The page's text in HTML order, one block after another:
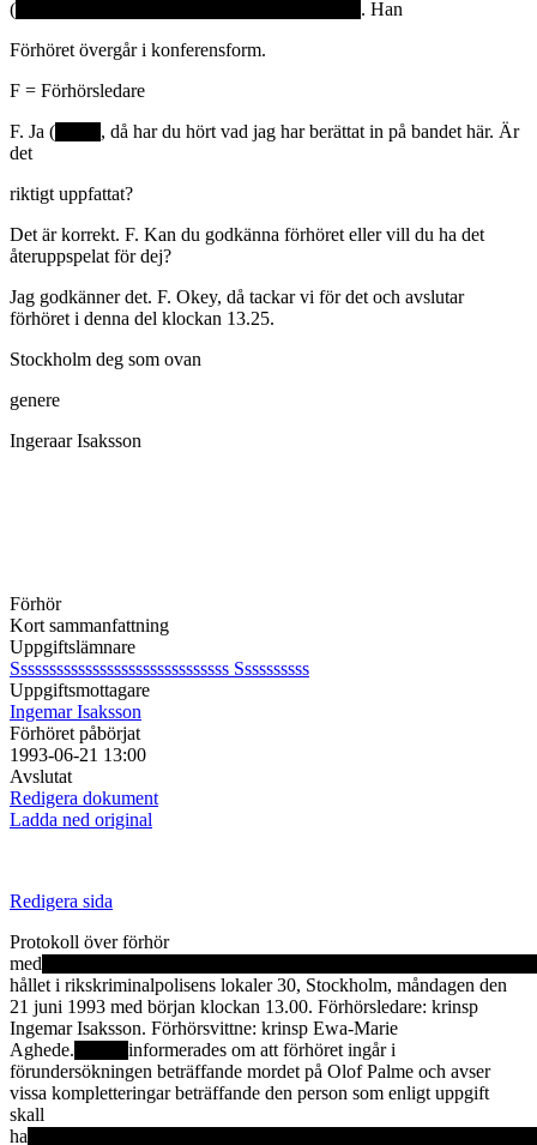
(
. Han
Förhöret övergår i konferensform.
F = Förhörsledare
F. Ja (
, då har du hört vad jag har berättat in på bandet här. Är
det
riktigt uppfattat?
Det är korrekt. F. Kan du godkänna förhöret eller vill du ha det
återuppspelat för dej?
Jag godkänner det. F. Okey, då tackar vi för det och avslutar
förhöret i denna del klockan 13.25.
Stockholm deg som ovan
genere
Ingeraar Isaksson
Förhör
Kort sammanfattning
Uppgiftslämnare
Ssssssssssssssssssssssssssssss Ssssssssss
Uppgiftsmottagare
Ingemar Isaksson
Förhöret påbörjat
1993-06-21 13:00
Avslutat
Redigera dokument
Ladda ned original
Redigera sida
Protokoll över förhör
med
hållet i rikskriminalpolisens lokaler 30, Stockholm, måndagen den
21 juni 1993 med början klockan 13.00. Förhörsledare: krinsp
Ingemar Isaksson. Förhörsvittne: krinsp Ewa-Marie
Aghede.
informerades om att förhöret ingår i
förundersökningen beträffande mordet på Olof Palme och avser
vissa kompletteringar beträffande den person som enligt uppgift
skall
ha